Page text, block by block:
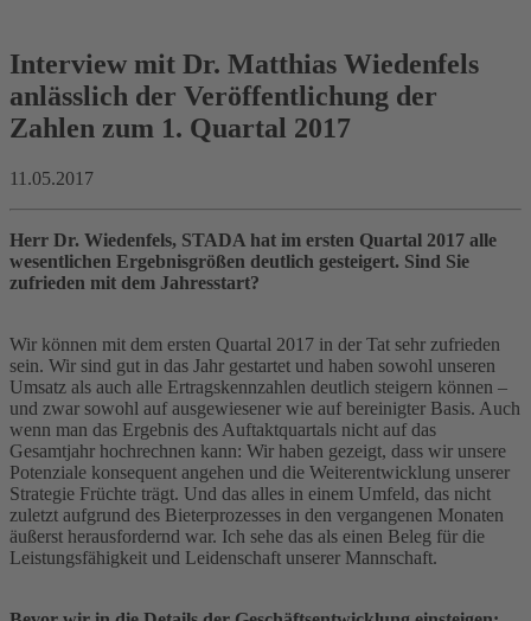
Interview mit Dr. Matthias Wiedenfels
anlässlich der Veröffentlichung der
Zahlen zum 1. Quartal 2017
11.05.2017
Herr Dr. Wiedenfels, STADA hat im ersten Quartal 2017 alle
wesentlichen Ergebnisgrößen deutlich gesteigert. Sind Sie
zufrieden mit dem Jahresstart?
Wir können mit dem ersten Quartal 2017 in der Tat sehr zufrieden
sein. Wir sind gut in das Jahr gestartet und haben sowohl unseren
Umsatz als auch alle Ertragskennzahlen deutlich steigern können –
und zwar sowohl auf ausgewiesener wie auf bereinigter Basis. Auch
wenn man das Ergebnis des Auftaktquartals nicht auf das
Gesamtjahr hochrechnen kann: Wir haben gezeigt, dass wir unsere
Potenziale konsequent angehen und die Weiterentwicklung unserer
Strategie Früchte trägt. Und das alles in einem Umfeld, das nicht
zuletzt aufgrund des Bieterprozesses in den vergangenen Monaten
äußerst herausfordernd war. Ich sehe das als einen Beleg für die
Leistungsfähigkeit und Leidenschaft unserer Mannschaft.